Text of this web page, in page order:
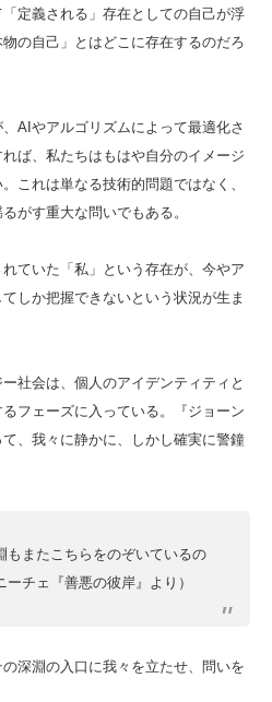
定義される」存在としての自己が浮
の自己」とはどこに存在するのだろ
AIやアルゴリズムによって最適化さ
ば、私たちはもはや自分のイメージ
これは単なる技術的問題ではなく、
がす重大な問いでもある。
ていた「私」という存在が、今やア
しか把握できないという状況が生ま
社会は、個人のアイデンティティと
フェーズに入っている。『ジョーン
、我々に静かに、しかし確実に警鐘
またこちらをのぞいているの
チェ『善悪の彼岸』より）
の深淵の入口に我々を立たせ、問いを